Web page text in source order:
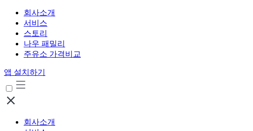
회사소개
서비스
스토리
나우 패밀리
주유소 가격비교
앱 설치하기
회사소개